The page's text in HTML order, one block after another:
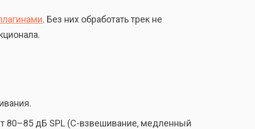
. Без них обработать трек не
80–85 дБ SPL (C-взвешивание, медленный